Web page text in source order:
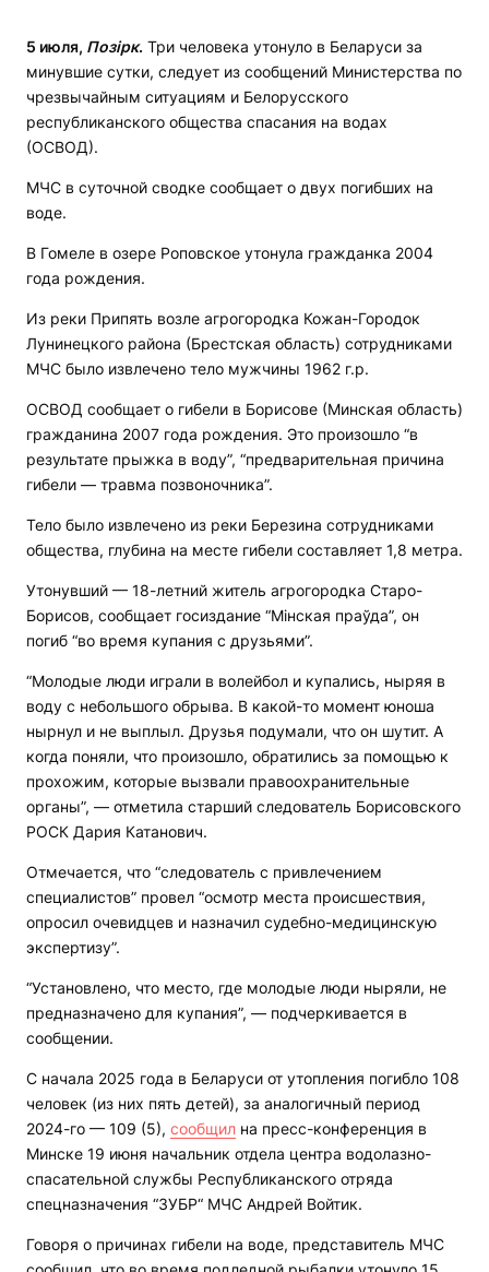
5 июля, Позірк. Три человека утонуло в Беларуси за
минувшие сутки, следует из сообщений Министерства по
чрезвычайным ситуациям и Белорусского
республиканского общества спасания на водах
(ОСВОД).
МЧС в суточной сводке сообщает о двух погибших на
воде.
В Гомеле в озере Роповское утонула гражданка 2004
года рождения.
Из реки Припять возле агрогородка Кожан-Городок
Лунинецкого района (Брестская область) сотрудниками
МЧС было извлечено тело мужчины 1962 г.р.
ОСВОД сообщает о гибели в Борисове (Минская область)
гражданина 2007 года рождения. Это произошло “в
результате прыжка в воду”, “предварительная причина
гибели — травма позвоночника”.
Тело было извлечено из реки Березина сотрудниками
общества, глубина на месте гибели составляет 1,8 метра.
Утонувший — 18-летний житель агрогородка Старо-
Борисов, сообщает госиздание “Мінская праўда”, он
погиб “во время купания с друзьями”.
“Молодые люди играли в волейбол и купались, ныряя в
воду с небольшого обрыва. В какой-то момент юноша
нырнул и не выплыл. Друзья подумали, что он шутит. А
когда поняли, что произошло, обратились за помощью к
прохожим, которые вызвали правоохранительные
органы”, — отметила старший следователь Борисовского
РОСК Дария Катанович.
Отмечается, что “следователь с привлечением
специалистов” провел “осмотр места происшествия,
опросил очевидцев и назначил судебно-медицинскую
экспертизу”.
“Установлено, что место, где молодые люди ныряли, не
предназначено для купания”, — подчеркивается в
сообщении.
С начала 2025 года в Беларуси от утопления погибло 108
человек (из них пять детей), за аналогичный период
2024-го — 109 (5), сообщил на пресс-конференция в
Минске 19 июня начальник отдела центра водолазно-
спасательной службы Республиканского отряда
спецназначения “ЗУБР“ МЧС Андрей Войтик.
Говоря о причинах гибели на воде, представитель МЧС